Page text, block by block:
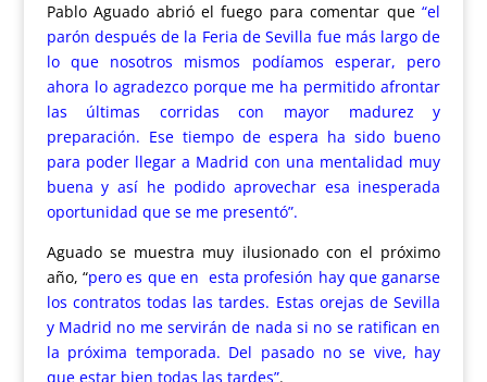
Pablo Aguado abrió el fuego para comentar que “el
parón después de la Feria de Sevilla fue más largo de
lo que nosotros mismos podíamos esperar, pero
ahora lo agradezco porque me ha permitido afrontar
las últimas corridas con mayor madurez y
preparación. Ese tiempo de espera ha sido bueno
para poder llegar a Madrid con una mentalidad muy
buena y así he podido aprovechar esa inesperada
oportunidad que se me presentó”.
Aguado se muestra muy ilusionado con el próximo
año, “pero es que en esta profesión hay que ganarse
los contratos todas las tardes. Estas orejas de Sevilla
y Madrid no me servirán de nada si no se ratifican en
la próxima temporada. Del pasado no se vive, hay
que estar bien todas las tardes”.